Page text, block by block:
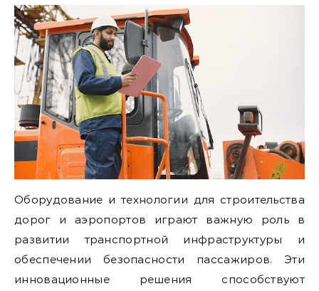
Оборудование и технологии для строительства
дорог и аэропортов играют важную роль в
развитии транспортной инфраструктуры и
обеспечении безопасности пассажиров. Эти
инновационные решения способствуют